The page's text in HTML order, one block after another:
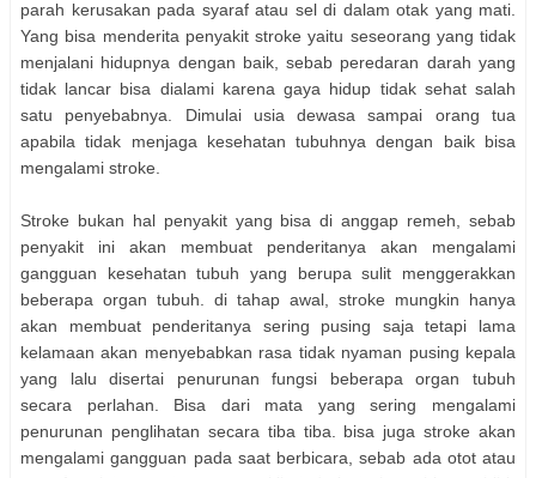
parah kerusakan pada syaraf atau sel di dalam otak yang mati.
Yang bisa menderita penyakit stroke yaitu seseorang yang tidak
menjalani hidupnya dengan baik, sebab peredaran darah yang
tidak lancar bisa dialami karena gaya hidup tidak sehat salah
satu penyebabnya. Dimulai usia dewasa sampai orang tua
apabila tidak menjaga kesehatan tubuhnya dengan baik bisa
mengalami stroke.
Stroke bukan hal penyakit yang bisa di anggap remeh, sebab
penyakit ini akan membuat penderitanya akan mengalami
gangguan kesehatan tubuh yang berupa sulit menggerakkan
beberapa organ tubuh. di tahap awal, stroke mungkin hanya
akan membuat penderitanya sering pusing saja tetapi lama
kelamaan akan menyebabkan rasa tidak nyaman pusing kepala
yang lalu disertai penurunan fungsi beberapa organ tubuh
secara perlahan. Bisa dari mata yang sering mengalami
penurunan penglihatan secara tiba tiba. bisa juga stroke akan
mengalami gangguan pada saat berbicara, sebab ada otot atau